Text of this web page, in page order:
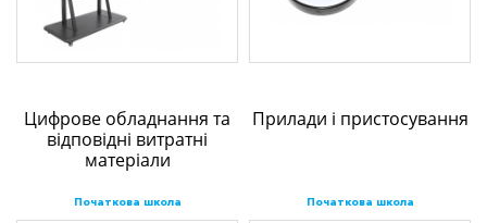
Цифрове обладнання та
відповідні витратні
матеріали
Початкова школа
Прилади і пристосування
Початкова школа